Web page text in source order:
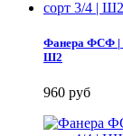
Фанера ФСФ |
Ш2
960 руб